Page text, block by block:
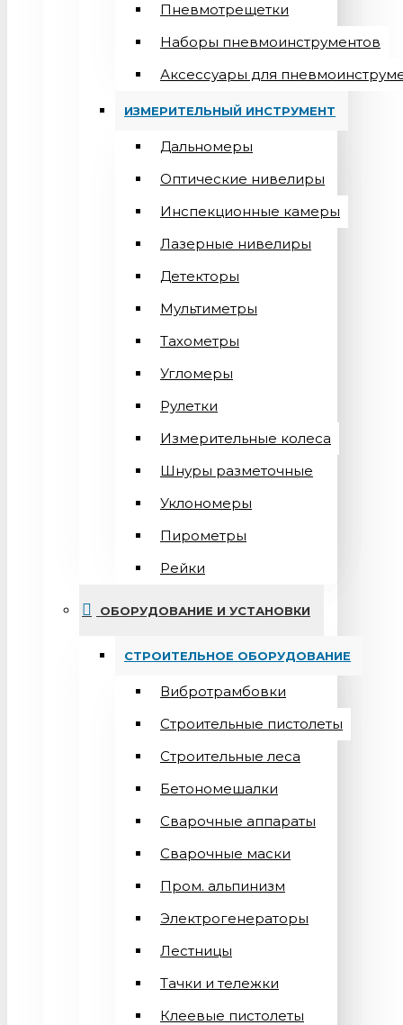
Пневмотрещетки
Наборы пневмоинструментов
Аксессуары для
ИЗМЕРИТЕЛЬНЫЙ ИНСТРУМЕНТ
Дальномеры
Оптические нивелиры
Инспекционные камеры
Лазерные нивелиры
Детекторы
Мультиметры
Тахометры
Угломеры
Рулетки
Измерительные колеса
Шнуры разметочные
Уклономеры
Пирометры
Рейки
ОБОРУДОВАНИЕ И УСТАНОВКИ
СТРОИТЕЛЬНОЕ ОБОРУДОВАНИЕ
Вибротрамбовки
Строительные пистолеты
Строительные леса
Бетономешалки
Сварочные аппараты
Cварочные маски
Пром. альпинизм
Электрогенераторы
Лестницы
Тачки и тележки
Клеевые пистолеты